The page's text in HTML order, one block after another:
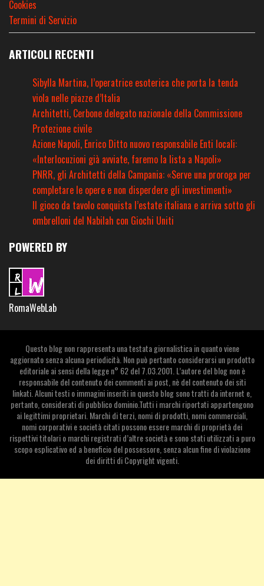
Cookies
Termini di Servizio
ARTICOLI RECENTI
Sibylla Martina, l’operatrice esoterica che porta la tenda
viola nelle piazze d’Italia
Architetti, Cerbone delegato nazionale della Commissione
Protezione civile
Azione Napoli, Enrico Ditto nuovo responsabile Enti locali:
«Interlocuzioni già avviate, faremo la lista a Napoli»
PNRR, gli Architetti della Campania: «Serve una proroga per
completare le opere e non disperdere gli investimenti»
Il gioco da tavolo conquista l’estate italiana e arriva sotto gli
ombrelloni del Nabilah con Giochi Uniti
POWERED BY
RomaWebLab
Questo blog non rappresenta una testata giornalistica in quanto viene
aggiornato senza alcuna periodicità. Non può pertanto considerarsi un prodotto
editoriale ai sensi della legge n° 62 del 7.03.2001. L’autore del blog non è
responsabile del contenuto dei commenti ai post, nè del contenuto dei siti
linkati. Alcuni testi o immagini inseriti in questo blog sono tratti da internet e,
pertanto, considerati di pubblico dominio.Tutti i marchi riportati appartengono
ai legittimi proprietari. Marchi di terzi, nomi di prodotti, nomi commerciali,
nomi corporativi e società citati possono essere marchi di proprietà dei
rispettivi titolari o marchi registrati d’altre società e sono stati utilizzati a puro
scopo esplicativo ed a beneficio del possessore, senza alcun fine di violazione
dei diritti di Copyright vigenti.